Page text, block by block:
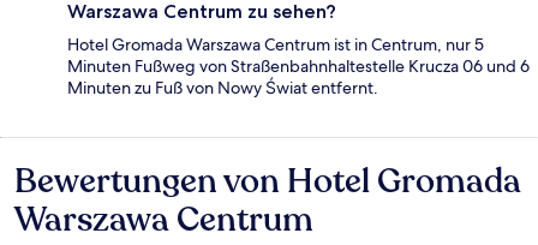
Warszawa Centrum zu sehen?
Hotel Gromada Warszawa Centrum ist in Centrum, nur 5
Minuten Fußweg von Straßenbahnhaltestelle Krucza 06 und 6
Minuten zu Fuß von Nowy Świat entfernt.
Bewertungen
Bewertungen von Hotel Gromada
Warszawa Centrum